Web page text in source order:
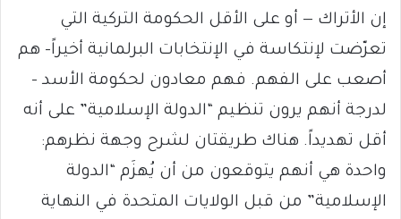
إن الأتراك — أو على الأقل الحكومة التركية التي
تعرّضت لإنتكاسة في الإنتخابات البرلمانية أخيراً– هم
أصعب على الفهم. فهم معادون لحكومة الأسد –
لدرجة أنهم يرون تنظيم “الدولة الإسلامية” على أنه
أقل تهديداً. هناك طريقتان لشرح وجهة نظرهم:
واحدة هي أنهم يتوقعون من أن يُهزَم “الدولة
الإسلامية” من قبل الولايات المتحدة في النهاية